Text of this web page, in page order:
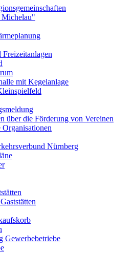
Freizeitanlagen
mit Kegelanlage
über die Förderung von Vereinen
Organisationen
Nürnberg
Gewerbebetriebe